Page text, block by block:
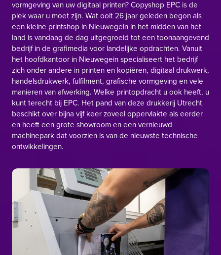
vormgeving van uw digitaal printen? Copyshop EPC is de
plek waar u moet zijn. Wat ooit 26 jaar geleden begon als
een kleine printshop in Nieuwegein in het midden van het
land is vandaag de dag uitgegroeid tot een toonaangevend
bedrijf in de grafimedia voor landelijke opdrachten. Vanuit
het hoofdkantoor in Nieuwegein specialiseert het bedrijf
zich onder andere in printen en kopiëren, digitaal drukwerk,
handelsdrukwerk, fulfilment, grafische vormgeving en vele
manieren van afwerking. Welke printopdracht u ook heeft, u
kunt terecht bij EPC. Het pand van deze drukkerij Utrecht
beschikt over bijna vijf keer zoveel oppervlakte als eerder
en heeft een grote showroom en een vernieuwd
machinepark dat voorzien is van de nieuwste technische
ontwikkelingen.